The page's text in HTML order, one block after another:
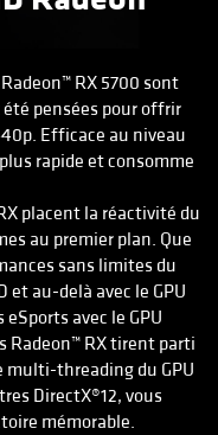
RX 5700 sont
pensées pour offrir
Efficace au niveau
rapide et consomme
placent la réactivité du
au premier plan. Que
sans limites du
et au-delà avec le GPU
avec le GPU
Radeon™ RX tirent parti
multi-threading du GPU
DirectX®12, vous
mémorable.